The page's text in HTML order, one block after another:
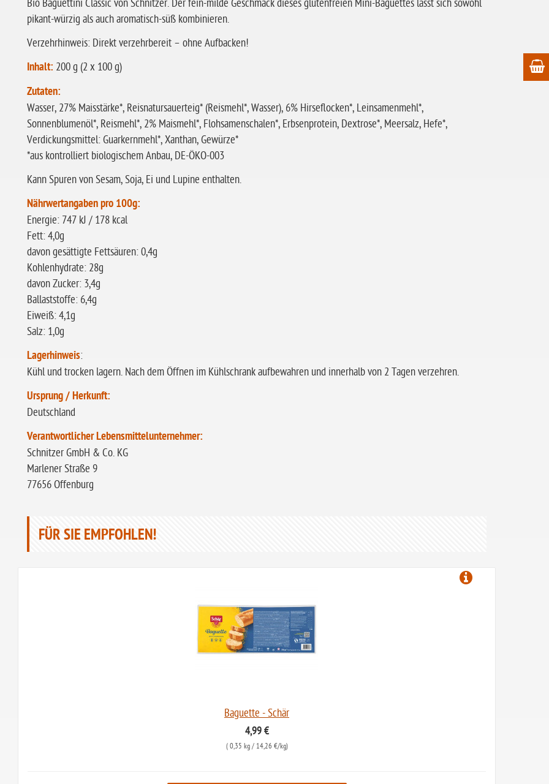
Bio Baguettini Classic von Schnitzer. Der fein-milde Geschmack dieses glutenfreien Mini-Baguettes lässt sich sowohl
pikant-würzig als auch aromatisch-süß kombinieren.
Verzehrhinweis: Direkt verzehrbereit – ohne Aufbacken!
Inhalt: 200 g (2 x 100 g)
Zutaten:
Wasser, 27% Maisstärke*, Reisnatursauerteig* (Reismehl*, Wasser), 6% Hirseflocken*, Leinsamenmehl*,
Sonnenblumenöl*, Reismehl*, 2% Maismehl*, Flohsamenschalen*, Erbsenprotein, Dextrose*, Meersalz, Hefe*,
Verdickungsmittel: Guarkernmehl*, Xanthan, Gewürze*
*aus kontrolliert biologischem Anbau, DE-ÖKO-003
Kann Spuren von Sesam, Soja, Ei und Lupine enthalten.
Nährwertangaben pro 100g:
Energie: 747 kJ / 178 kcal
Fett: 4,0g
davon gesättigte Fettsäuren: 0,4g
Kohlenhydrate: 28g
davon Zucker: 3,4g
Ballaststoffe: 6,4g
Eiweiß: 4,1g
Salz: 1,0g
Lagerhinweis:
Kühl und trocken lagern. Nach dem Öffnen im Kühlschrank aufbewahren und innerhalb von 2 Tagen verzehren.
Ursprung / Herkunft:
Deutschland
Verantwortlicher Lebensmittelunternehmer:
Schnitzer GmbH & Co. KG
Marlener Straße 9
77656 Offenburg
FÜR SIE EMPFOHLEN!
Baguette - Schär
4,99 €
( 0,35 kg/ 14,26 €/kg)